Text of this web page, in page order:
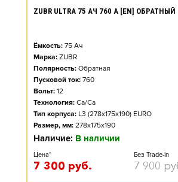
ZUBR ULTRA 75 АЧ 760 А [EN] ОБРАТНЫЙ
Ёмкость: 75 Ач
Марка: ZUBR
Полярность: Обратная
Пусковой ток: 760
Вольт: 12
Технология: Ca/Ca
Тип корпуса: L3 (278x175x190) EURO
Размер, мм: 278x175x190
Наличие: В наличии
Цена*
7 300 руб.
Без Trade-in
7 900